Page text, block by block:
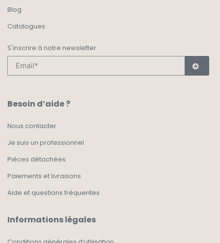
Blog
Catalogues
S'inscrire à notre newsletter
Besoin d’aide ?
Nous contacter
Je suis un professionnel
Pièces détachées
Paiements et livraisons
Aide et questions fréquentes
Informations légales